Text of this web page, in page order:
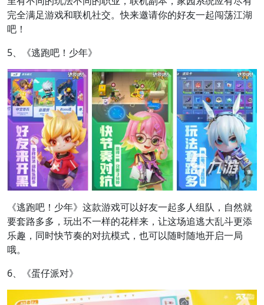
完全满足游戏和联机社交。快来邀请你的好友一起闯荡江湖
吧！
5、《逃跑吧！少年》
《逃跑吧！少年》这款游戏可以好友一起多人组队，自然就
要套路多多，玩出不一样的花样来，让这场追逃大乱斗更添
乐趣，同时快节奏的对抗模式，也可以随时随地开启一局
哦。
6、《蛋仔派对》